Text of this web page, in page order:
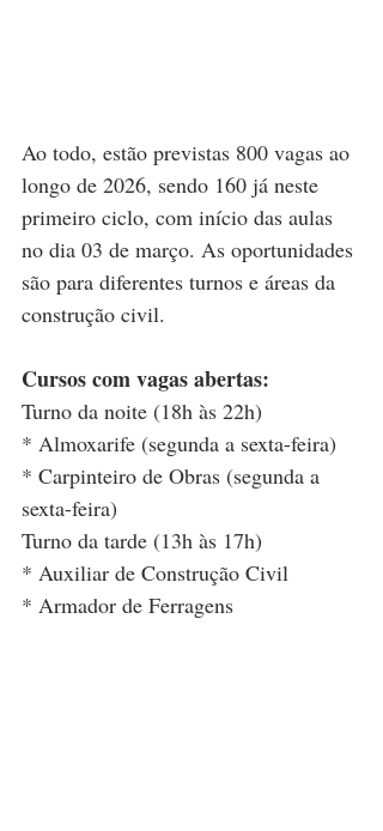
Ao todo, estão previstas 800 vagas ao
longo de 2026, sendo 160 já neste
primeiro ciclo, com início das aulas
no dia 03 de março. As oportunidades
são para diferentes turnos e áreas da
construção civil.
Cursos com vagas abertas:
Turno da noite (18h às 22h)
* Almoxarife (segunda a sexta-feira)
* Carpinteiro de Obras (segunda a
sexta-feira)
Turno da tarde (13h às 17h)
* Auxiliar de Construção Civil
* Armador de Ferragens